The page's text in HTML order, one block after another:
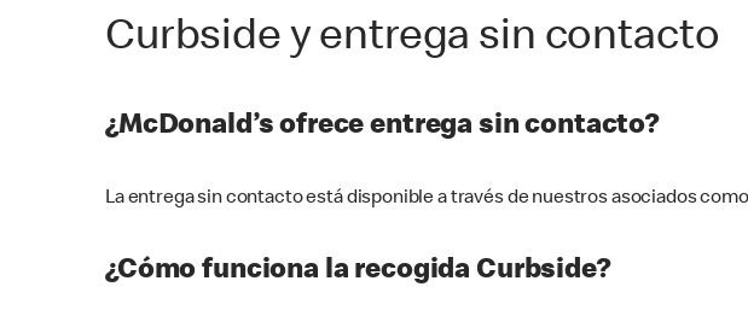
Curbside y entrega sin contacto
¿McDonald’s ofrece entrega sin contacto?
La entrega sin contacto está disponible a través de nuestros asociados
¿Cómo funciona la recogida Curbside?